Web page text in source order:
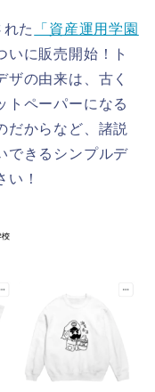
た
「資産運用学園
いに販売開始！ト
の由来は、古く
トペーパーになる
だからなど、諸説
できるシンプルデ
い！